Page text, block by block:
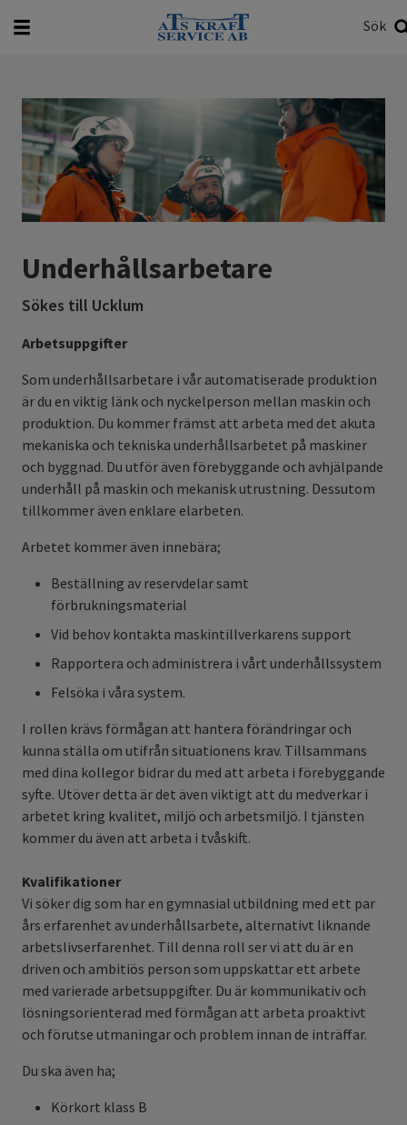
Sök
Vad vill du söka efter?
Underhållsarbetare
Sökes till Ucklum
Arbetsuppgifter
Som underhållsarbetare i vår automatiserade produktion
är du en viktig länk och nyckelperson mellan maskin och
produktion. Du kommer främst att arbeta med det akuta
mekaniska och tekniska underhållsarbetet på maskiner
och byggnad. Du utför även förebyggande och avhjälpande
underhåll på maskin och mekanisk utrustning. Dessutom
tillkommer även enklare elarbeten.
Arbetet kommer även innebära;
Beställning av reservdelar samt
förbrukningsmaterial
Vid behov kontakta maskintillverkarens support
Rapportera och administrera i vårt underhållssystem
Felsöka i våra system.
I rollen krävs förmågan att hantera förändringar och
kunna ställa om utifrån situationens krav. Tillsammans
med dina kollegor bidrar du med att arbeta i förebyggande
syfte. Utöver detta är det även viktigt att du medverkar i
arbetet kring kvalitet, miljö och arbetsmiljö. I tjänsten
kommer du även att arbeta i tvåskift.
Kvalifikationer
Vi söker dig som har en gymnasial utbildning med ett par
års erfarenhet av underhållsarbete, alternativt liknande
arbetslivserfarenhet. Till denna roll ser vi att du är en
driven och ambitiös person som uppskattar ett arbete
med varierade arbetsuppgifter. Du är kommunikativ och
lösningsorienterad med förmågan att arbeta proaktivt
och förutse utmaningar och problem innan de inträffar.
Du ska även ha;
Körkort klass B